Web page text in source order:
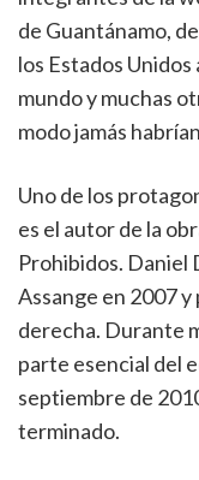
de Guantánamo,
los Estados
mundo y muchas
modo jamás
Uno de los
es el autor de la
Prohibidos.
Assange en 2007
derecha. Durante
parte esencial del
septiembre de
terminado.